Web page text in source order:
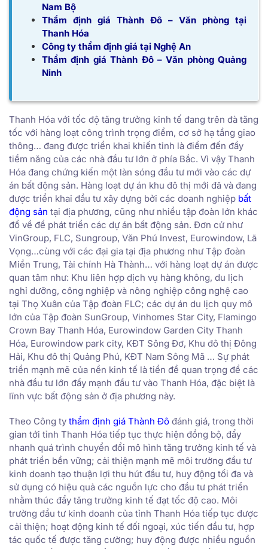
Nam Bộ
Thẩm định giá Thành Đô – Văn phòng tại
Thanh Hóa
Công ty thẩm định giá tại Nghệ An
Thẩm định giá Thành Đô – Văn phòng Quảng
Ninh
Thanh Hóa với tốc độ tăng trưởng kinh tế đang trên đà tăng
tốc với hàng loạt công trình trọng điểm, cơ sở hạ tầng giao
thông… đang được triển khai khiến tỉnh là điểm đến đầy
tiềm năng của các nhà đầu tư lớn ở phía Bắc. Vì vậy Thanh
Hóa đang chứng kiến một làn sóng đầu tư mới vào các dự
án bất động sản. Hàng loạt dự án khu đô thị mới đã và đang
được triển khai đầu tư xây dựng bởi các doanh nghiệp bất
động sản tại địa phương, cũng như nhiều tập đoàn lớn khác
đổ về để phát triển các dự án bất động sản. Đơn cử như
VinGroup, FLC, Sungroup, Văn Phú Invest, Eurowindow, Lã
Vọng…cùng với các đại gia tại địa phương như Tập đoàn
Miền Trung, Tài chính Hà Thành… với hàng loạt dự án được
quan tâm như: Khu liên hợp dịch vụ hàng không, du lịch
nghỉ dưỡng, công nghiệp và nông nghiệp công nghệ cao
tại Thọ Xuân của Tập đoàn FLC; các dự án du lịch quy mô
lớn của Tập đoàn SunGroup, Vinhomes Star City, Flamingo
Crown Bay Thanh Hóa, Eurowindow Garden City Thanh
Hóa, Eurowindow park city, KĐT Sông Đơ, Khu đô thị Đông
Hải, Khu đô thị Quảng Phú, KĐT Nam Sông Mã … Sự phát
triển mạnh mẽ của nền kinh tế là tiền đề quan trọng để các
nhà đầu tư lớn đẩy mạnh đầu tư vào Thanh Hóa, đặc biệt là
lĩnh vực bất động sản ở địa phương này.
Theo Công ty thẩm định giá Thành Đô đánh giá, trong thời
gian tới tỉnh Thanh Hóa tiếp tục thực hiện đồng bộ, đẩy
nhanh quá trình chuyển đổi mô hình tăng trưởng kinh tế và
phát triển bền vững; cải thiện mạnh mẽ môi trường đầu tư
kinh doanh tạo thuận lợi thu hút đầu tư, huy động tối đa và
sử dụng có hiệu quả các nguồn lực cho đầu tư phát triển
nhằm thúc đẩy tăng trưởng kinh tế đạt tốc độ cao. Môi
trường đầu tư kinh doanh của tỉnh Thanh Hóa tiếp tục được
cải thiện; hoạt động kinh tế đối ngoại, xúc tiến đầu tư, hợp
tác quốc tế được tăng cường; huy động được nhiều nguồn